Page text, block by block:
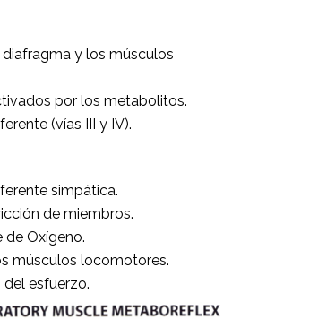
y los músculos
por los metabolitos.
(vías III y IV).
simpática.
de miembros.
de Oxígeno.
músculos locomotores.
esfuerzo.